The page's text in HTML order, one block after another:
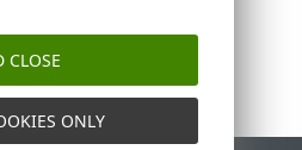
CLOSE
ONLY